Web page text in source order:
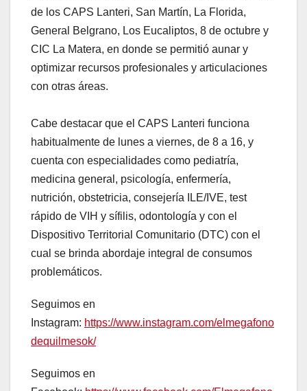
de los CAPS Lanteri, San Martín, La Florida,
General Belgrano, Los Eucaliptos, 8 de octubre y
CIC La Matera, en donde se permitió aunar y
optimizar recursos profesionales y articulaciones
con otras áreas.
Cabe destacar que el CAPS Lanteri funciona
habitualmente de lunes a viernes, de 8 a 16, y
cuenta con especialidades como pediatría,
medicina general, psicología, enfermería,
nutrición, obstetricia, consejería ILE/IVE, test
rápido de VIH y sífilis, odontología y con el
Dispositivo Territorial Comunitario (DTC) con el
cual se brinda abordaje integral de consumos
problemáticos.
Seguimos en
Instagram: https://www.instagram.com/elmegafono
dequilmesok/
Seguimos en